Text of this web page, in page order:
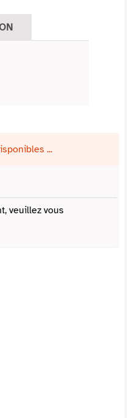
...
veuillez vous